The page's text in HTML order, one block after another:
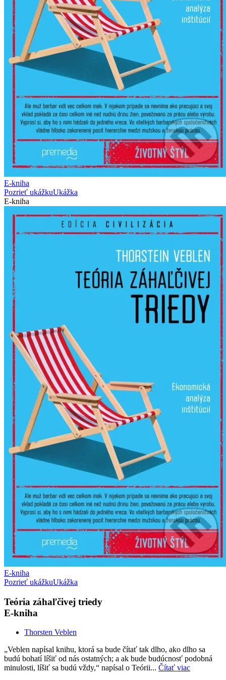
E-kniha
Pozrieť ukážkuUkážka
E-kniha
E-kniha
Pozrieť ukážkuUkážka
Teória záhaľčivej triedy
E-kniha
Thorsten Veblen
„Veblen napísal knihu, ktorá sa bude čítať tak dlho, ako dlho sa
budú bohatí líšiť od nás ostatných; a ak bude budúcnosť podobná
minulosti, líšiť sa budú vždy,“ napísal o Teórii... Čítať viac